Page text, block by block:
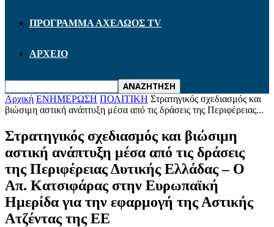
ΠΡΟΓΡΑΜΜΑ ΑΧΕΛΩΟΣ TV
ΑΡΧΕΙΟ
Αρχική ΕΝΗΜΕΡΩΣΗ ΠΟΛΙΤΙΚΗ Στρατηγικός σχεδιασμός και
βιώσιμη αστική ανάπτυξη μέσα από τις δράσεις της Περιφέρειας...
Στρατηγικός σχεδιασμός και βιώσιμη
αστική ανάπτυξη μέσα από τις δράσεις
της Περιφέρειας Δυτικής Ελλάδας – Ο
Απ. Κατσιφάρας στην Ευρωπαϊκή
Ημερίδα για την εφαρμογή της Αστικής
Ατζέντας της ΕΕ